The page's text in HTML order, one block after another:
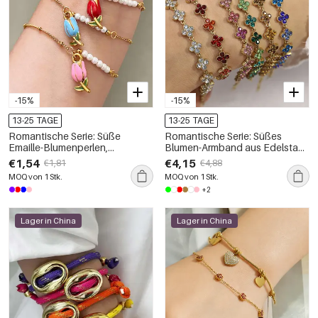
-15%
13-25 TAGE
Romantische Serie: Süße
Emaille-Blumenperlen,
Edelstahl, wasserdicht,
goldfarbenes Damen-Charm-
Armband
€1,54 €1,81
MOQ von 1 Stk.
-15%
13-25 TAGE
Romantische Serie: Süßes
Blumen-Armband aus Edelstahl,
wasserdicht, goldfarben mit
Strasssteinen
€4,15 €4,88
MOQ von 1 Stk.
+2
Lager in China Lager in China